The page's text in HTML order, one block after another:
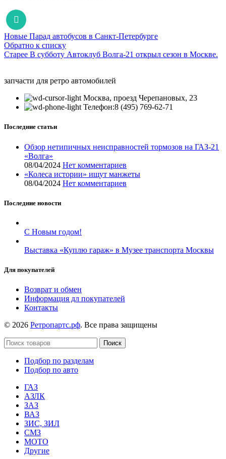
Новые Парад автобусов в Санкт-Петербурге
Обратно к списку
Старее В субботу Автоклуб Волга-21 открыл сезон в Москве.
запчасти для ретро автомобилей
Москва, проезд Черепановых, 23
Телефон:8 (495) 769-62-71
Последние статьи
Обзор нетипичных неисправностей тормозов на ГАЗ-21
«Волга»
08/04/2024 Нет комментариев
«Колеса истории» ищут манжеты
08/04/2024 Нет комментариев
Последние новости
С Новым годом!
Выставка «Куплю гараж» в Музее транспорта Москвы
Для покупателей
Возврат и обмен
Информация дл покупателей
Контакты
© 2026 Ретропартс.рф. Все права защищены
Поиск
Подбор по разделам
Подбор по авто
ГАЗ
АЗЛК
ЗАЗ
ВАЗ
ЗИС, ЗИЛ
СМЗ
МОТО
Другие